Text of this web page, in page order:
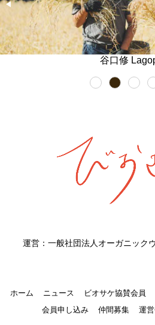
谷口修
運営：一般社団法人オーガニック
ホーム ニュース ビオサケ協賛会員
会員申し込み
仲間募集 運